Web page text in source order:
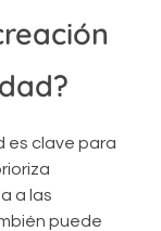
es clave para
a las
puede